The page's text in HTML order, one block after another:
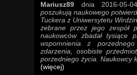
Mariusz89 dnia 2016-05-
poszukują naukowego
Tuckera z Uniwersytetu
zebrane przez jego zespół
naukowców zbadał tysiące
wspomnienia z
zdarzenia, osobiste
porzedniego życia. Naukowcy
(więcej)